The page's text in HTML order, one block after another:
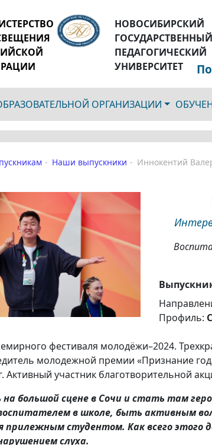
НОВОСИБИРСКИЙ
ГОСУДАРСТВЕННЫЙ
ПЕДАГОГИЧЕСКИЙ
УНИВЕРСИТЕТ
ОРГАНИЗАЦИИ
Наши выпускники Иннокентий
Профиль:
фестиваля молодёжи–2024.
молодежной премии «Признание
Активный участник благотворительной
большой сцене в Сочи и стать там
в школе, быть активным
прилежным студентом. Как всего этого
слуха.